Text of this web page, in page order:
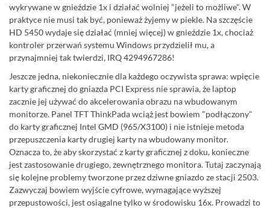
wykrywane w gnieździe 1x i działać wolniej "jeżeli to możliwe". W
praktyce nie musi tak być, ponieważ żyjemy w piekle. Na szczęście
HD 5450 wydaje się działać (mniej więcej) w gnieździe 1x, chociaż
kontroler przerwań systemu Windows przydzielił mu, a
przynajmniej tak twierdzi, IRQ 4294967286!
Jeszcze jedna, niekoniecznie dla każdego oczywista sprawa: wpięcie
karty graficznej do gniazda PCI Express nie sprawia, że laptop
zacznie jej używać do akcelerowania obrazu na wbudowanym
monitorze. Panel TFT ThinkPada wciąż jest bowiem "podłączony"
do karty graficznej Intel GMD (965/X3100) i nie istnieje metoda
przepuszczenia karty drugiej karty na wbudowany monitor.
Oznacza to, że aby skorzystać z karty graficznej z doku, konieczne
jest zastosowanie drugiego, zewnętrznego monitora. Tutaj zaczynają
się kolejne problemy tworzone przez dziwne gniazdo ze stacji 2503.
Zazwyczaj bowiem wyjście cyfrowe, wymagające wyższej
przepustowości, jest osiągalne tylko w środowisku 16x. Prowadzi to